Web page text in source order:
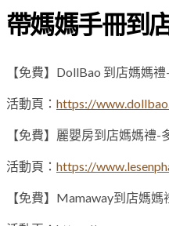
帶媽媽手冊到
【免費】DollBao 到店媽媽
活動頁： https://
【免費】麗嬰房到店媽媽禮-
活動頁： https://
【免費】Mamaway到店媽